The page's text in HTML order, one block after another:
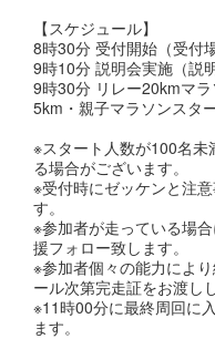
【スケジュール】
8時30分 受付開始（受付
9時10分 説明会実施（説
9時30分 リレー20kmマ
5km・親子マラソンスタ
※スタート人数が100名
る場合がございます。
※受付時にゼッケンと注
す。
※参加者が走っている場
援フォロー致します。
※参加者個々の能力によ
ール次第完走証をお渡し
※11時00分に最終周回に
ます。